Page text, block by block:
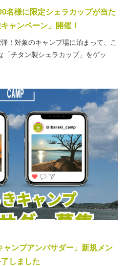
名様に限定シェラカップが当た
ャンペーン」開催！
！対象のキャンプ場に泊まって、こ
「チタン製シェラカップ」をゲッ
ャンプアンバサダー」新規メン
しました